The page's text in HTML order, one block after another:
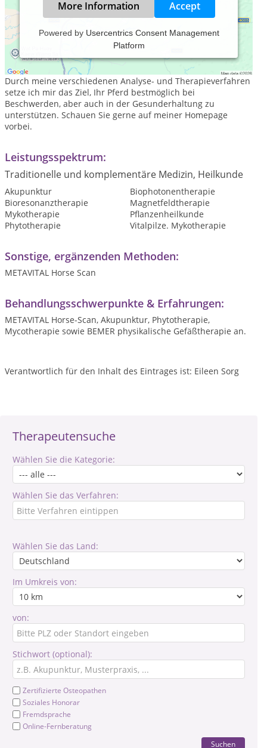
Therapeutensuche
Wählen Sie die Kategorie:
Wählen Sie das Verfahren:
Wählen Sie das Land:
Im Umkreis von:
von:
Stichwort (optional):
Zertifizierte Osteopathen
Soziales Honorar
Fremdsprache
Online-Fernberatung
Suchen
More Information Accept
Powered by Usercentrics Consent Management
Platform
Herzlich willkommen bei Tierheilpraxis Sorg -
Tierheilpraktikerin Eileen Sorg.
Durch meine verschiedenen Analyse- und Therapieverfahren
setze ich mir das Ziel, Ihr Pferd bestmöglich bei
Beschwerden, aber auch in der Gesunderhaltung zu
unterstützen. Schauen Sie gerne auf meiner Homepage
vorbei.
Leistungsspektrum:
Traditionelle und komplementäre Medizin, Heilkunde
Akupunktur
Biophotonentherapie
Bioresonanztherapie
Magnetfeldtherapie
Mykotherapie
Pflanzenheilkunde
Phytotherapie
Vitalpilze. Mykotherapie
Sonstige, ergänzenden Methoden:
METAVITAL Horse Scan
Behandlungsschwerpunkte & Erfahrungen:
METAVITAL Horse-Scan, Akupunktur, Phytotherapie,
Mycotherapie sowie BEMER physikalische Gefäßtherapie an.
Verantwortlich für den Inhalt des Eintrages ist: Eileen Sorg